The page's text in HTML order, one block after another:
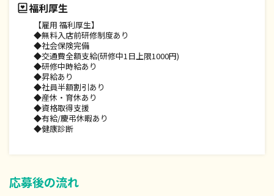
ティブ】
収入例）入社5年目Aランク指名40件＋インセンティブ【契約社
員】月給256,500円
◇正社員（セラピスト）【評価による月給額×インセンティ
ブ】
収入例）入社7年目Sランク指名60件＋インセンティブ【正社
員】 月給354,500円
ーーーーーーーーーーーーーーーーーーーーーーーーーーーー
福利厚生
【雇用 福利厚生】
◆無料入店前研修制度あり
◆社会保険完備
◆交通費全額支給(研修中1日上限1000円)
◆研修中時給あり
◆昇給あり
◆社員半額割引あり
◆産休・育休あり
◆資格取得支援
◆有給/慶弔休暇あり
◆健康診断
応募後の流れ